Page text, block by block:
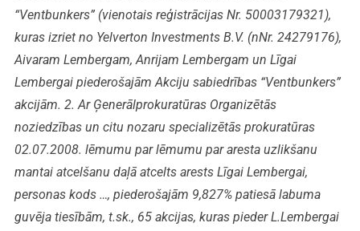
“Ventbunkers” (vienotais reģistrācijas Nr. 50003179321),
kuras izriet no Yelverton Investments B.V. (nNr. 24279176),
Aivaram Lembergam, Anrijam Lembergam un Līgai
Lembergai piederošajām Akciju sabiedrības “Ventbunkers”
akcijām. 2. Ar Ģenerālprokuratūras Organizētās
noziedzības un citu nozaru specializētās prokuratūras
02.07.2008. lēmumu par lēmumu par aresta uzlikšanu
mantai atcelšanu daļā atcelts arests Līgai Lembergai,
personas kods …, piederošajām 9,827% patiesā labuma
guvēja tiesībām, t.sk., 65 akcijas, kuras pieder L.Lembergai